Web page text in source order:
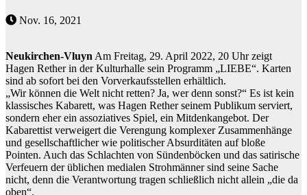
Nov. 16, 2021
Neukirchen-Vluyn Am Freitag, 29. April 2022, 20 Uhr zeigt
Hagen Rether in der Kulturhalle sein Programm „LIEBE“. Karten
sind ab sofort bei den Vorverkaufsstellen erhältlich.
„Wir können die Welt nicht retten? Ja, wer denn sonst?“ Es ist kein
klassisches Kabarett, was Hagen Rether seinem Publikum serviert,
sondern eher ein assoziatives Spiel, ein Mitdenkangebot. Der
Kabarettist verweigert die Verengung komplexer Zusammenhänge
und gesellschaftlicher wie politischer Absurditäten auf bloße
Pointen. Auch das Schlachten von Sündenböcken und das satirische
Verfeuern der üblichen medialen Strohmänner sind seine Sache
nicht, denn die Verantwortung tragen schließlich nicht allein „die da
oben“.